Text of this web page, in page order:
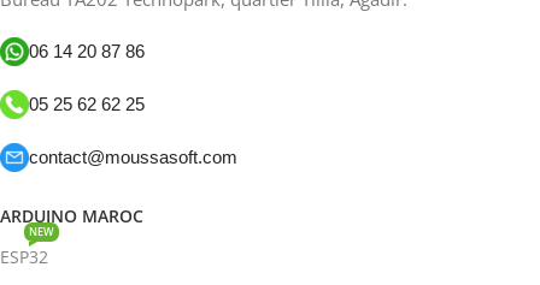
06 14 20 87 86
05 25 62 62 25
contact@moussasoft.com
ARDUINO MAROC
ESP32
NEW